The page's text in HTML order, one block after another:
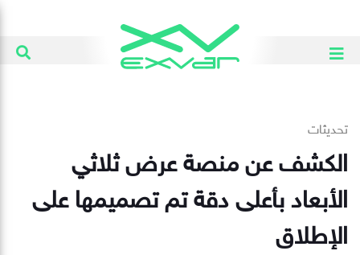
تحديثات
الكشف عن منصة عرض ثلاثي
الأبعاد بأعلى دقة تم تصميمها على
الإطلاق